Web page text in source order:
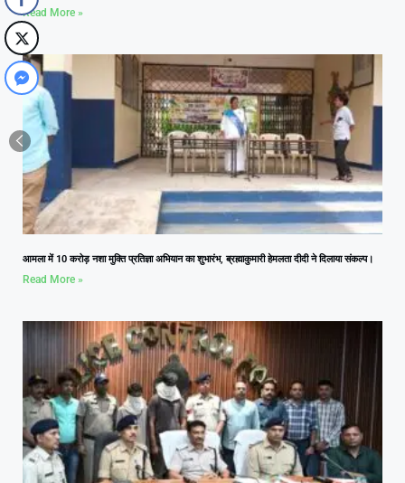
Read More »
आमला में 10 करोड़ नशा मुक्ति प्रतिज्ञा अभियान का शुभारंभ, ब्रह्माकुमारी हेमलता दीदी ने दिलाया संकल्प।
Read More »